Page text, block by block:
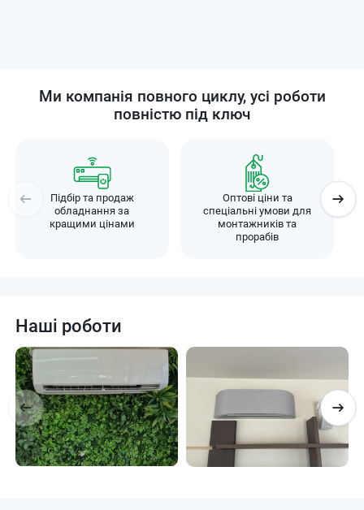
Ми компанія повного циклу, усі роботи
повністю під ключ
Підбір та продаж
обладнання за
кращими цінами
Оптові ціни та
спеціальні умови для
монтажників та
прорабів
Наші роботи